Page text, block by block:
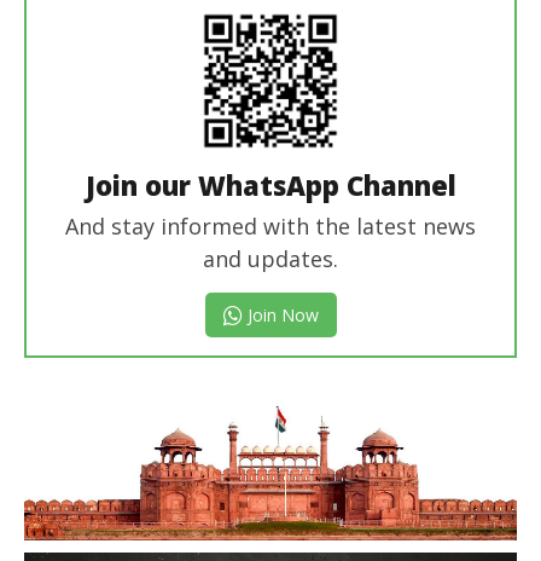
Join our WhatsApp Channel
And stay informed with the latest news
and updates.
Join Now